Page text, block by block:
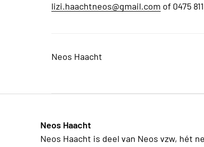
lizi.haachtneos@gmail.com of 0475
Neos Haacht
Neos Haacht
Neos Haacht is deel van Neos vzw, hét